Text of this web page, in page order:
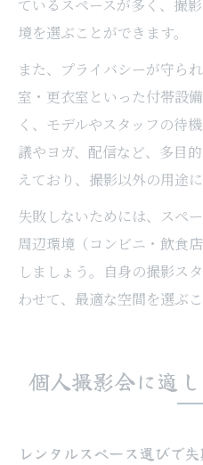
ているスペースが多く、撮
境を選ぶことができます。
また、プライバシーが守ら
室・更衣室といった付帯設
く、モデルやスタッフの待
議やヨガ、配信など、多目
えており、撮影以外の用途
失敗しないためには、スペ
周辺環境（コンビニ・飲食
しましょう。自身の撮影ス
わせて、最適な空間を選ぶ
個人撮影会に適
レンタルスペース選びで